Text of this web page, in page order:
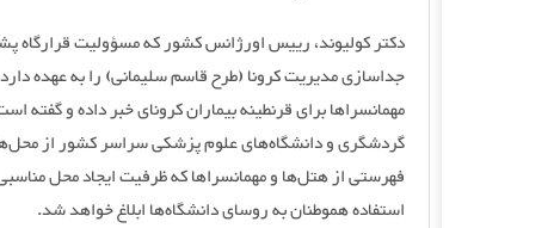
دکتر کولیوند، رییس اورژانس کشور که مسؤولیت قرارگاه
جداسازی مدیریت کرونا (طرح قاسم سلیمانی) را به عهده
مهمانسراها برای قرنطینه بیماران کرونای خبر داده و گفته
گردشگری و دانشگاه‌های علوم پزشکی سراسر کشور از محل‌های
فهرستی از هتل‌ها و مهمانسراها که ظرفیت ایجاد محل مناسبی
استفاده هموطنان به روسای دانشگاه‌ها ابلاغ خواهد شد.